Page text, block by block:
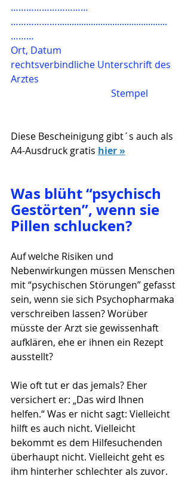
…………………………
………………..............................................
………
Ort, Datum
rechtsverbindliche Unterschrift des
Arztes
Stempel
Diese Bescheinigung gibt´s auch als
A4-Ausdruck gratis hier »
Was blüht “psychisch
Gestörten”, wenn sie
Pillen schlucken?
Auf welche Risiken und
Nebenwirkungen müssen Menschen
mit “psychischen Störungen” gefasst
sein, wenn sie sich Psychopharmaka
verschreiben lassen? Worüber
müsste der Arzt sie gewissenhaft
aufklären, ehe er ihnen ein Rezept
ausstellt?
Wie oft tut er das jemals? Eher
versichert er: „Das wird Ihnen
helfen.“ Was er nicht sagt: Vielleicht
hilft es auch nicht. Vielleicht
bekommt es dem Hilfesuchenden
überhaupt nicht. Vielleicht geht es
ihm hinterher schlechter als zuvor.